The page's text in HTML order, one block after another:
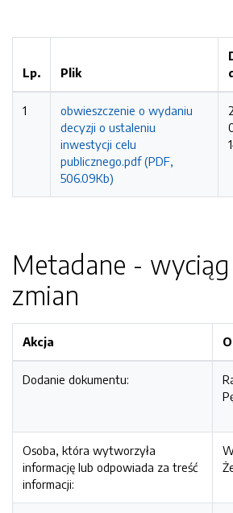
Lp. Plik
1
obwieszczenie o wydaniu
decyzji o ustaleniu
inwestycji celu
publicznego.pdf (PDF,
506.09Kb)
Metadane -
zmian
Akcja
Dodanie dokumentu:
Osoba, która wytworzyła
informację lub odpowiada za treść
informacji: